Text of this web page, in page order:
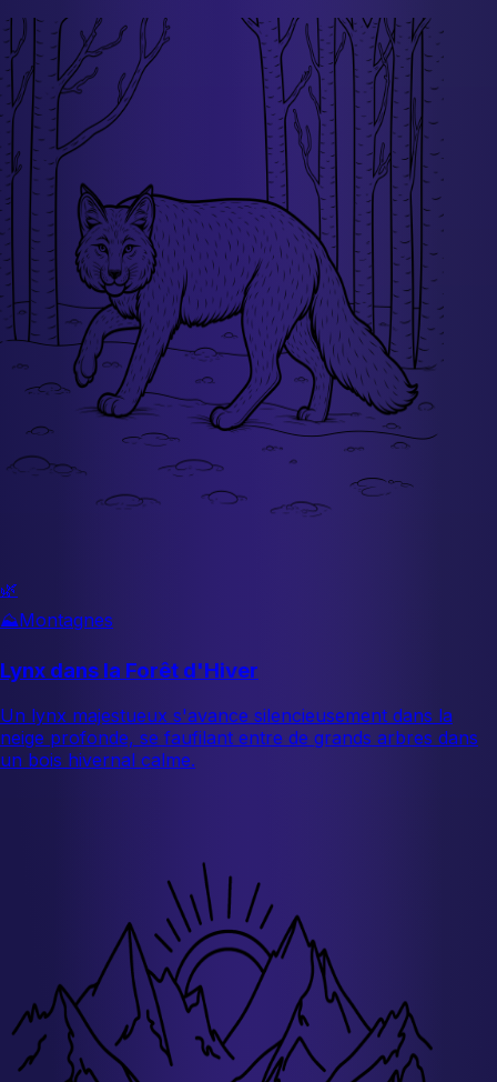
🌿
⛰️Montagnes
Lynx dans la Forêt d'Hiver
Un lynx majestueux s'avance silencieusement dans la
neige profonde, se faufilant entre de grands arbres dans
un bois hivernal calme.